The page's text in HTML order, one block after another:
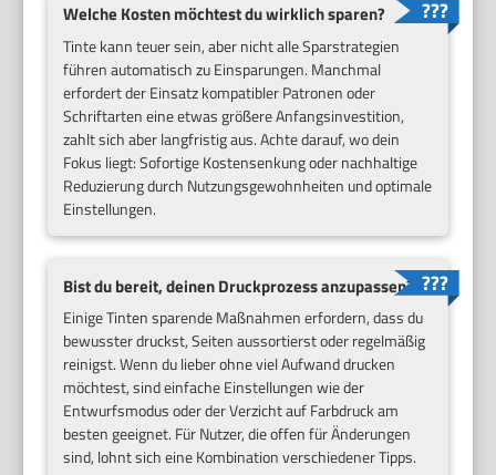
Welche Kosten möchtest du wirklich sparen?
Tinte kann teuer sein, aber nicht alle Sparstrategien
führen automatisch zu Einsparungen. Manchmal
erfordert der Einsatz kompatibler Patronen oder
Schriftarten eine etwas größere Anfangsinvestition,
zahlt sich aber langfristig aus. Achte darauf, wo dein
Fokus liegt: Sofortige Kostensenkung oder nachhaltige
Reduzierung durch Nutzungsgewohnheiten und optimale
Einstellungen.
Bist du bereit, deinen Druckprozess anzupassen?
Einige Tinten sparende Maßnahmen erfordern, dass du
bewusster druckst, Seiten aussortierst oder regelmäßig
reinigst. Wenn du lieber ohne viel Aufwand drucken
möchtest, sind einfache Einstellungen wie der
Entwurfsmodus oder der Verzicht auf Farbdruck am
besten geeignet. Für Nutzer, die offen für Änderungen
sind, lohnt sich eine Kombination verschiedener Tipps.